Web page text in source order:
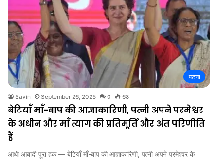
पटना
Savin September 26, 2025 0 68
बेटियाँ माँ-बाप की आज्ञाकारिणी, पत्नी अपने परमेश्वर
के अधीन और माँ त्याग की प्रतिमूर्ति और अंत परिणीति
हैं
आधी आबादी पूरा हक़ — बेटियाँ माँ-बाप की आज्ञाकारिणी, पत्नी अपने परमेश्वर के